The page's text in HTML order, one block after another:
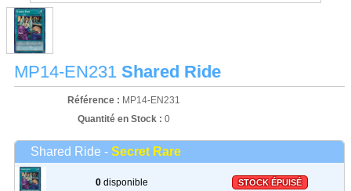
MP14-EN231 Shared Ride
Référence : MP14-EN231
Quantité en Stock : 0
Shared Ride - Secret Rare
0 disponible STOCK ÉPUISÉ